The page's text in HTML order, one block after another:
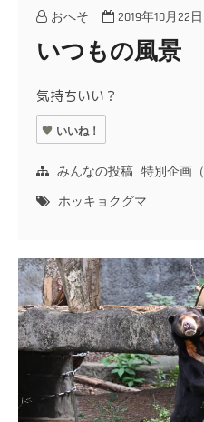
おへそ 2019年10月22日
いつもの風景
気持ちいい？
いいね！
みんなの投稿 特別企画
ホッキョクグマ